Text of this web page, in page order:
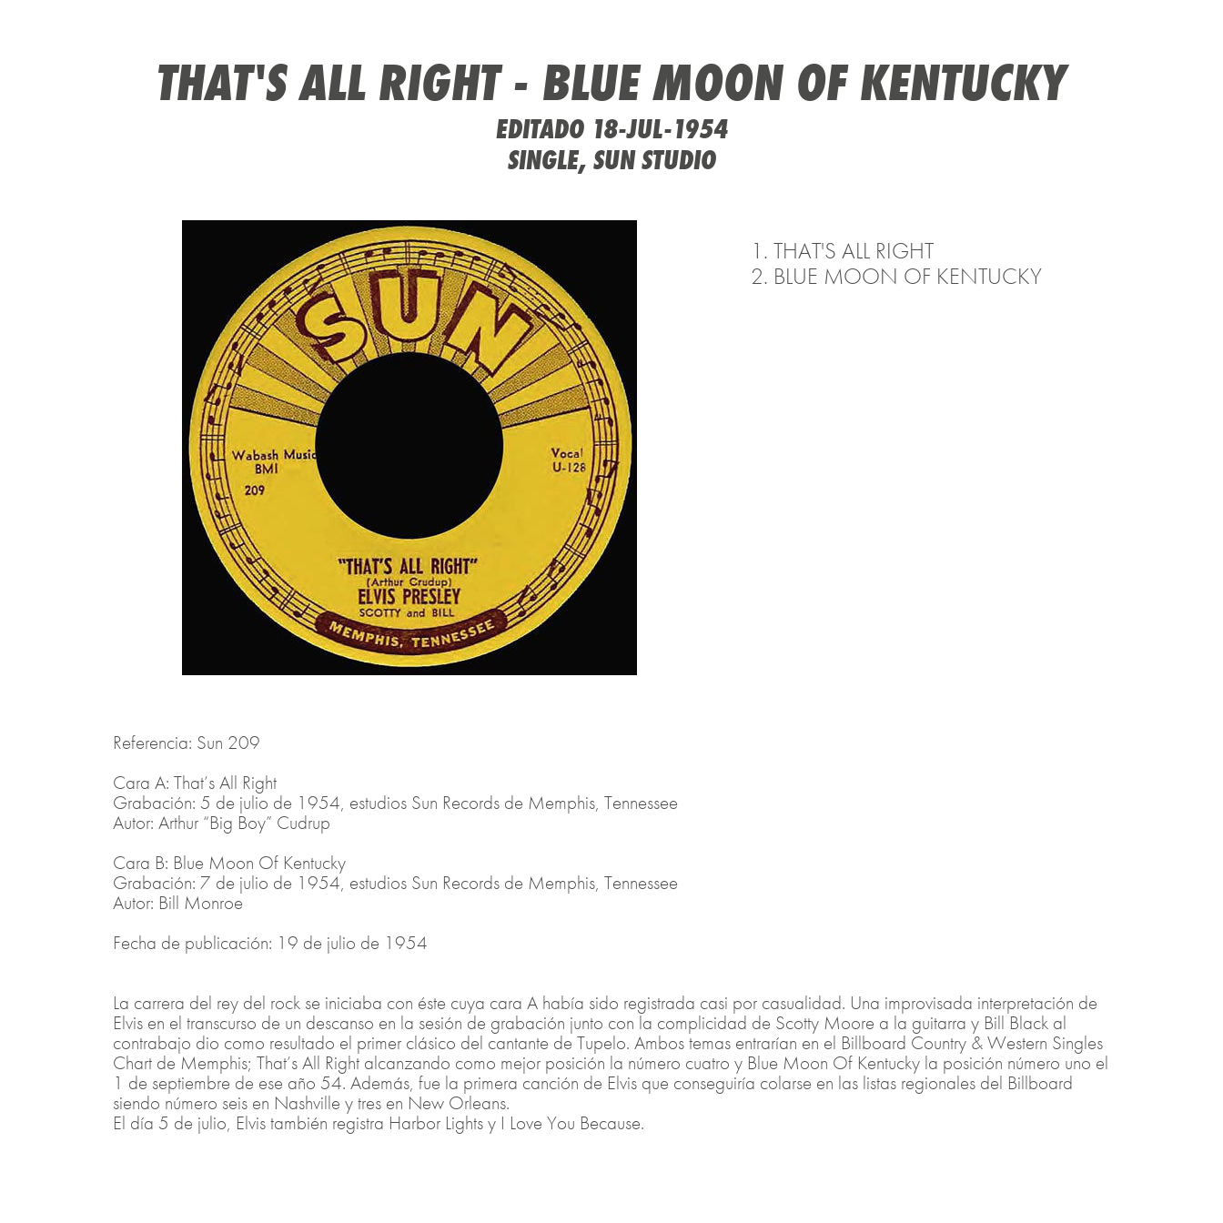
THAT'S ALL RIGHT - BLUE MOON OF KENTUCKY
EDITADO 18-JUL-1954
SINGLE, SUN STUDIO
THAT'S ALL RIGHT
BLUE MOON OF KENTUCKY
Referencia: Sun 209
Cara A: That’s All Right
Grabación: 5 de julio de 1954, estudios Sun Records de Memphis, Tennessee
Autor: Arthur “Big Boy” Cudrup
Cara B: Blue Moon Of Kentucky
Grabación: 7 de julio de 1954, estudios Sun Records de Memphis, Tennessee
Autor: Bill Monroe
Fecha de publicación: 19 de julio de 1954
La carrera del rey del rock se iniciaba con éste cuya cara A había sido registrada casi por casualidad. Una improvisada interpretación de
Elvis en el transcurso de un descanso en la sesión de grabación junto con la complicidad de Scotty Moore a la guitarra y Bill Black al
contrabajo dio como resultado el primer clásico del cantante de Tupelo. Ambos temas entrarían en el Billboard Country & Western Singles
Chart de Memphis; That’s All Right alcanzando como mejor posición la número cuatro y Blue Moon Of Kentucky la posición número uno el
1 de septiembre de ese año 54. Además, fue la primera canción de Elvis que conseguiría colarse en las listas regionales del Billboard
siendo número seis en Nashville y tres en New Orleans.
El día 5 de julio, Elvis también registra Harbor Lights y I Love You Because.